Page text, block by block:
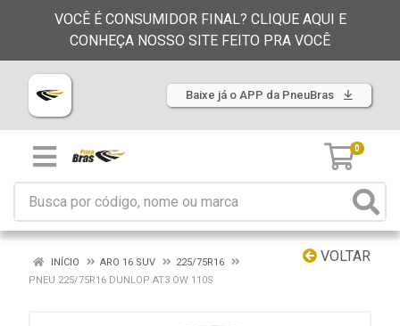
VOCÊ É CONSUMIDOR FINAL? CLIQUE AQUI E
CONHEÇA NOSSO SITE FEITO PRA VOCÊ
Baixe já o APP da PneuBras
0
VOLTAR
INÍCIO ARO 16 SUV
225/75R16
PNEU 225/75R16 DUNLOP AT3 OW 110S